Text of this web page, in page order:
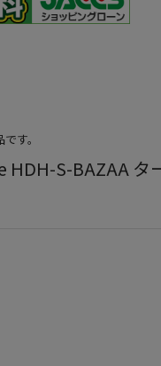
す。
S-BAZAA タ